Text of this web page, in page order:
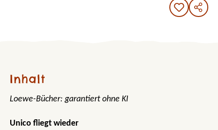
Inhalt
Loewe-Bücher: garantiert ohne KI
Unico fliegt wieder